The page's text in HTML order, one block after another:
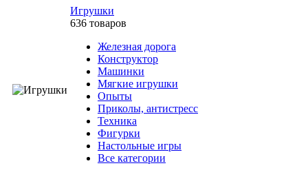
Игрушки
636 товаров
Железная дорога
Конструктор
Машинки
Мягкие игрушки
Опыты
Приколы, антистресс
Техника
Фигурки
Настольные игры
Все категории